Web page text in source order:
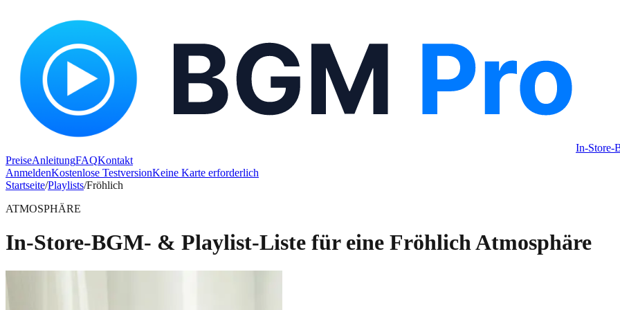
In-Store-
PreiseAnleitungFAQKontakt
AnmeldenKostenlose TestversionKeine Karte erforderlich
Startseite/Playlists/Fröhlich
ATMOSPHÄRE
In-Store-BGM- & Playlist-Liste für eine Fröhlich Atmosphäre